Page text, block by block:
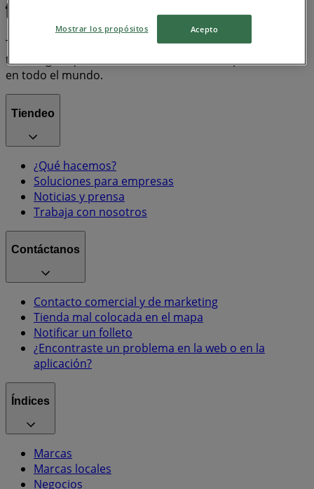
Tiendeo forma parte de Shopfully, la empresa
tecnológica que está reinventando las compras locales
en todo el mundo.
Tiendeo
¿Qué hacemos?
Soluciones para empresas
Noticias y prensa
Trabaja con nosotros
Contáctanos
Contacto comercial y de marketing
Tienda mal colocada en el mapa
Notificar un folleto
¿Encontraste un problema en la web o en la
aplicación?
Índices
Marcas
Marcas locales
Negocios
Mostrar los propósitos Acepto